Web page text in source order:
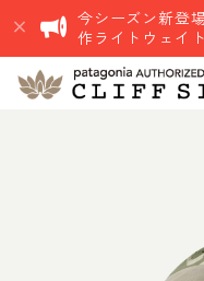
今シーズン新登
作ライトウェイ